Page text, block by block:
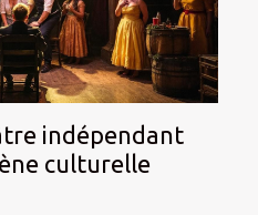
indépendant
culturelle